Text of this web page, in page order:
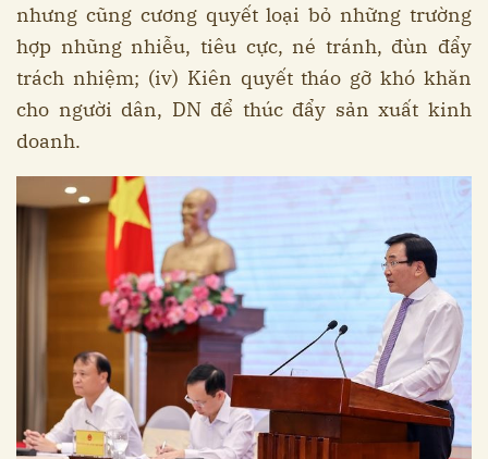
nhưng cũng cương quyết loại bỏ những trường
hợp nhũng nhiễu, tiêu cực, né tránh, đùn đẩy
trách nhiệm; (iv) Kiên quyết tháo gỡ khó khăn
cho người dân, DN để thúc đẩy sản xuất kinh
doanh.